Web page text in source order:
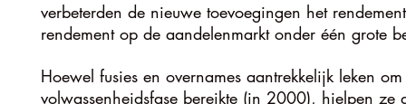
verbeterden de nieuwe toevoegingen het
rendement op de aandelenmarkt onder één grote
Hoewel fusies en overnames aantrekkelijk leken
volwassenheidsfase bereikte (in 2000), hielpen